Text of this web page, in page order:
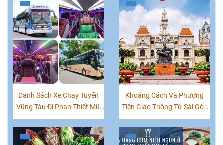
Danh Sách Xe Chạy Tuyến
Vũng Tàu Đi Phan Thiết Mũi
Né
Khoảng Cách Và Phương
Tiện Giao Thông Từ Sài Gòn
'TPHCM' Đến Các Tỉnh Việt
Nam